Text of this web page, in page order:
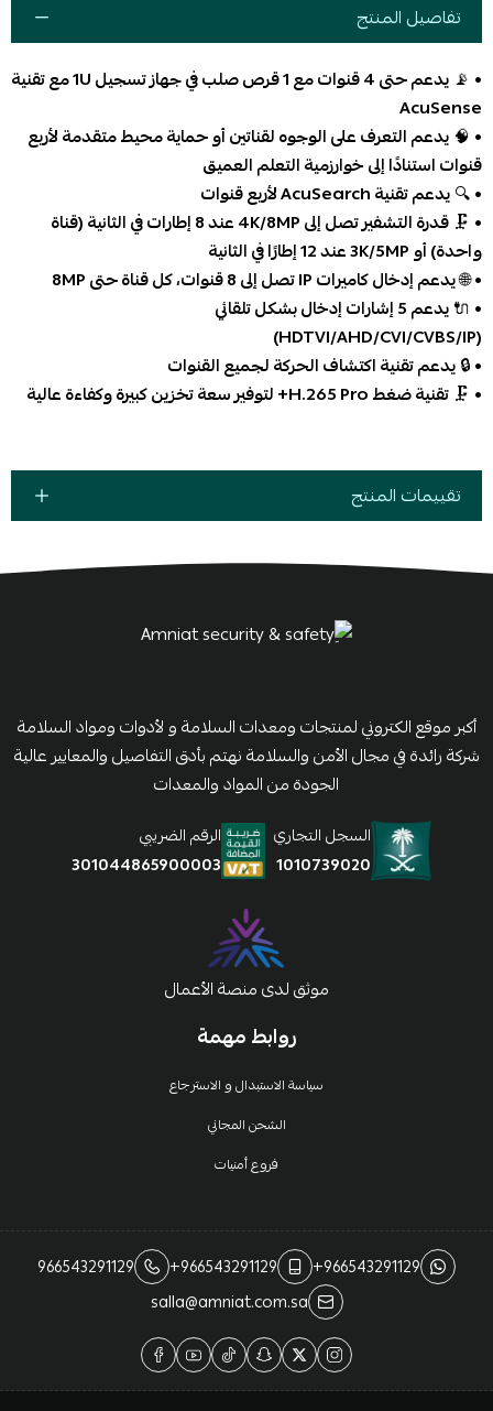
تفاصيل المنتج
• 📡
يدعم حتى 4 قنوات مع 1 قرص صلب في جهاز تسجيل 1U مع تقنية
AcuSense
• 🧠يدعم التعرف على الوجوه لقناتين أو حماية محيط متقدمة لأربع
قنوات استنادًا إلى خوارزمية التعلم العميق
• 🔍يدعم تقنية AcuSearch لأربع قنوات
• 🗜️
قدرة التشفير تصل إلى 4K/8MP عند 8 إطارات في الثانية (قناة
واحدة) أو 3K/5MP عند 12 إطارًا في الثانية
• 🌐يدعم إدخال كاميرات IP تصل إلى 8 قنوات، كل قناة حتى 8MP
• 🔌
يدعم 5 إشارات إدخال بشكل تلقائي
(HDTVI/AHD/CVI/CVBS/IP)
• 🔒يدعم تقنية اكتشاف الحركة لجميع القنوات
• 🗜️ تقنية ضغط H.265 Pro+ لتوفير سعة تخزين كبيرة وكفاءة عالية
تقييمات المنتج
روابط مهمة
سياسة الاستبدال و الاسترجاع
الشحن المجاني
فروع أمنيات
أكبر موقع الكتروني لمنتجات ومعدات السلامة و لأدوات ومواد السلامة
شركة رائدة في مجال الأمن والسلامة نهتم بأدق التفاصيل والمعايير عالية
الجودة من المواد والمعدات
السجل التجاري
1010739020
الرقم الضريبي
301044865900003
موثق لدى منصة الأعمال
+966543291129
+966543291129
966543291129
salla@amniat.com.sa